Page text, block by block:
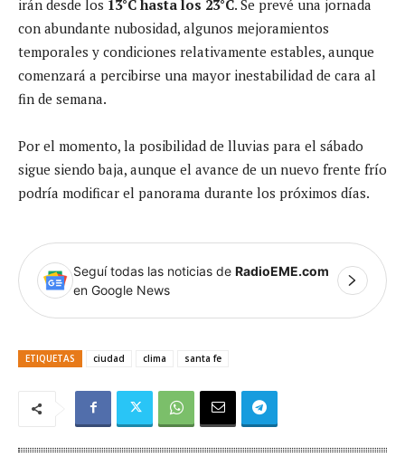
irán desde los 13°C hasta los 23°C. Se prevé una jornada
con abundante nubosidad, algunos mejoramientos
temporales y condiciones relativamente estables, aunque
comenzará a percibirse una mayor inestabilidad de cara al
fin de semana.
Por el momento, la posibilidad de lluvias para el sábado
sigue siendo baja, aunque el avance de un nuevo frente frío
podría modificar el panorama durante los próximos días.
Seguí todas las noticias de RadioEME.com
en Google News
ETIQUETAS ciudad clima santa fe